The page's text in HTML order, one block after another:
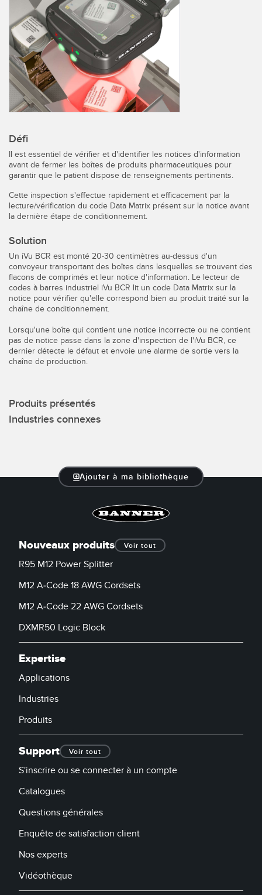
CAPTEURS
Capteurs photoélectriques
Mesure de distance laser
Barrières de mesure
Temps de parcours 3D
Capteurs à ultrasons
Amplificateurs à fibre optique
Fibres optiques
Fourches optiques et capteurs d'étiquettes
Capteurs de repères, de couleurs et de luminescence
Capteurs d’aide au choix
Capteurs de température
Capteurs de détection de zone
Capteurs de surveillance des conditions
Capteurs de surveillance des conditions sans fil
Converters
Logiciel de configuration de capteur sans fil
Logiciels avec interface utilisateur graphique pour capteurs
TECHNOLOGIE
Capteurs avec IO-Link
TECHNOLOGY
Capteurs avec IO-Link
IIOT ET L'USINE
INTELLIGENTE
Appel de pièces, service ou retrait de palettes
Communication en usine
Détection fiable des bords avant
Surveillance du niveau des cuves
Surveillance des conditions : maintenance prédictive et
Surveillance des machines/Efficacité globale de l'équipement
Télésurveillance
Washdown
IO-Link
Défi
Il est essentiel de vérifier et d'identifier les notices d'information
avant de fermer les boîtes de produits pharmaceutiques pour
garantir que le patient dispose de renseignements pertinents.
Cette inspection s'effectue rapidement et efficacement par la
lecture/vérification du code Data Matrix présent sur la notice avant
la dernière étape de conditionnement.
Solution
Un iVu BCR est monté 20-30 centimètres au-dessus d'un
convoyeur transportant des boîtes dans lesquelles se trouvent des
flacons de comprimés et leur notice d'information. Le lecteur de
codes à barres industriel iVu BCR lit un code Data Matrix sur la
notice pour vérifier qu'elle correspond bien au produit traité sur la
chaîne de conditionnement.
Lorsqu'une boîte qui contient une notice incorrecte ou ne contient
pas de notice passe dans la zone d'inspection de l'iVu BCR, ce
dernier détecte le défaut et envoie une alarme de sortie vers la
chaîne de production.
Produits présentés
Industries connexes
Ajouter à ma bibliothèque
Nouveaux produits Voir tout
R95 M12 Power Splitter
M12 A-Code 18 AWG Cordsets
M12 A-Code 22 AWG Cordsets
DXMR50 Logic Block
Expertise
Applications
Industries
Produits
Support Voir tout
S'inscrire ou se connecter à un compte
Catalogues
Questions générales
Enquête de satisfaction client
Nos experts
Vidéothèque